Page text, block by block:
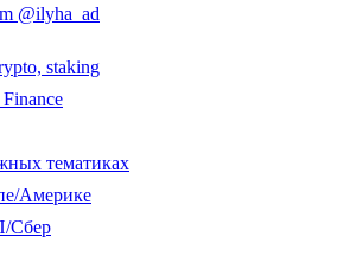
@ilyha_ad
staking
тематиках
Америке
Сбер